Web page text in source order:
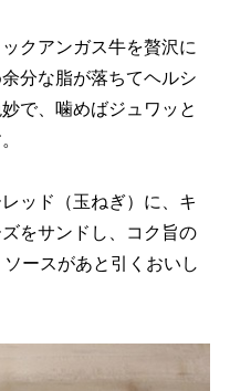
クアンガス牛を贅沢に
分な脂が落ちてヘルシ
で、噛めばジュワッと
ッド（玉ねぎ）に、キ
をサンドし、コク旨の
ースがあと引くおいし